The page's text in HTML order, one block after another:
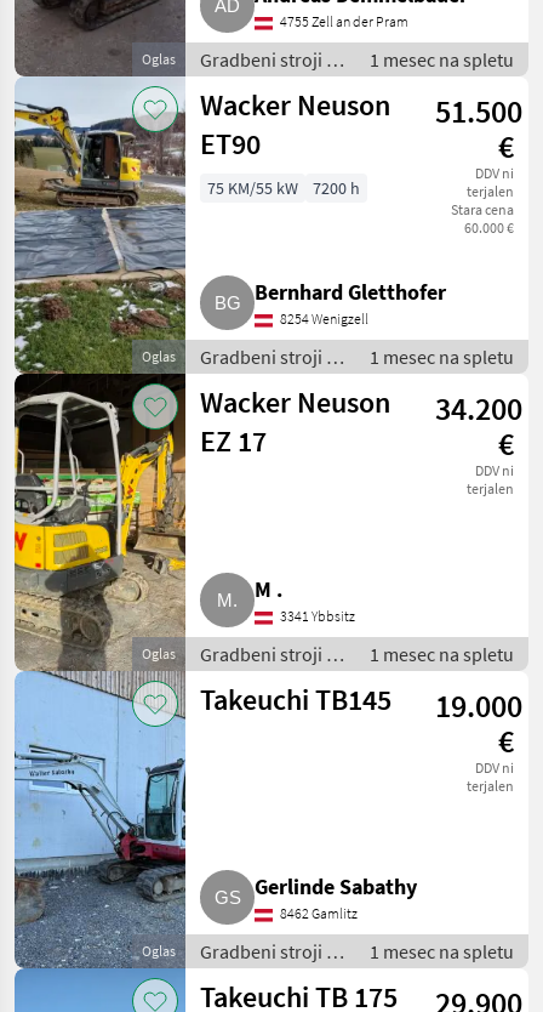
Oglas
4755 Zell an der Pram
Gradbeni stroji /
Bager goseničar
1 mesec na spletu
Oglas
Wacker Neuson
ET90
51.500
€
DDV ni
terjalen
Stara cena
60.000 €
75 KM/55 kW 7200 h
Bernhard Gletthofer
8254 Wenigzell
Gradbeni stroji /
Bager goseničar
1 mesec na spletu
Oglas
Wacker Neuson
EZ 17
34.200
€
DDV ni
terjalen
M .
3341 Ybbsitz
Gradbeni stroji /
Bager goseničar
1 mesec na spletu
Oglas
Takeuchi TB145
19.000
€
DDV ni
terjalen
Gerlinde Sabathy
8462 Gamlitz
Gradbeni stroji /
Bager goseničar
1 mesec na spletu
Takeuchi TB 175
29.900